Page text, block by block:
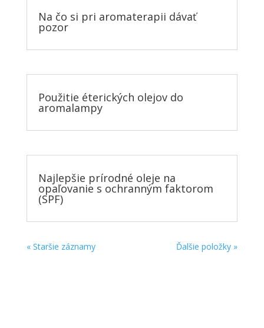
Na čo si pri aromaterapii dávať
pozor
Použitie éterických olejov do
aromalampy
Najlepšie prírodné oleje na
opaľovanie s ochranným faktorom
(SPF)
« Staršie záznamy Ďalšie položky »